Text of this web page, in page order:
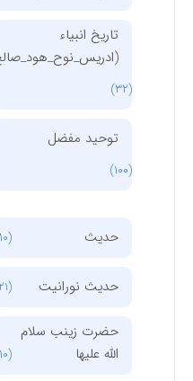
تاریخ انبیاء
(ادریس_نوح_هود_صالح)
توحید مفضل
حدیث
حدیث نورانیت
حضرت زینب سلام
الله علیها